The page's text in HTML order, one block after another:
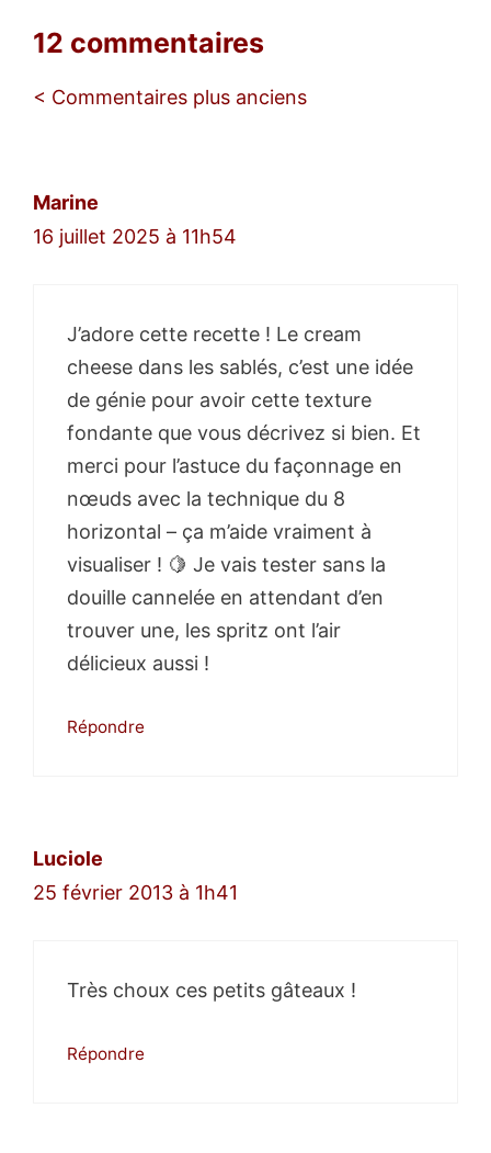
12 commentaires
Navigation
< Commentaires plus anciens
Marine
16 juillet 2025 à 11h54
J’adore cette recette ! Le cream
cheese dans les sablés, c’est une idée
de génie pour avoir cette texture
fondante que vous décrivez si bien. Et
merci pour l’astuce du façonnage en
nœuds avec la technique du 8
horizontal – ça m’aide vraiment à
visualiser ! 🍋 Je vais tester sans la
douille cannelée en attendant d’en
trouver une, les spritz ont l’air
délicieux aussi !
Répondre
Luciole
25 février 2013 à 1h41
Très choux ces petits gâteaux !
Répondre